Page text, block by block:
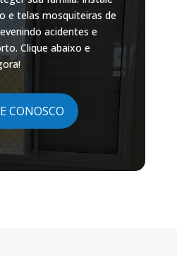
e telas mosquiteiras de
acidentes e
Clique abaixo e
CONOSCO